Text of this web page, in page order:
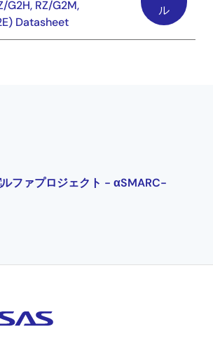
G2H, RZ/G2M,
Datasheet
ル
ファプロジェクト - αSMARC-